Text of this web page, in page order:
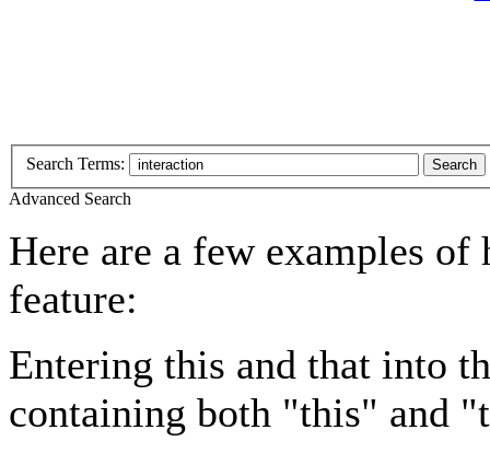
Search Terms: Search
Advanced Search
Here are a few examples of
feature:
Entering this and that into
containing both "this" and